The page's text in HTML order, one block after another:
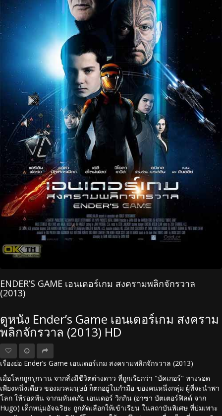
ENDER’S GAME เอนเดอร์เกม สงครามพลิกจักรวาล
(2013)
ดูหนัง Ender’s Game เอนเดอร์เกม สงคราม
พลิกจักรวาล (2013) HD
เรื่องย่อ Ender’s Game เอนเดอร์เกม สงครามพลิกจักรวาล (2013)
เมื่อโลกถูกรุกราน จากสิ่งมีชีวิตต่างดาว ที่ถูกเรียกว่า "บัคเกอร์" ทางรอด
เพียงหนึ่งเดียว ของมวลมนุษย์ ก็ตกอยู่ในกำมือ ของคนหนึ่งกลุ่ม ผู้ที่จะนำพา
โลก ให้รอดพ้น จากมหันตภัย เอนเดอร์ วิกกิน (อาซา บัตเตอร์ฟิลด์ จาก
Hugo) เด็กหนุ่มอัจฉริยะ ถูกคัดเลือกให้เข้าเรียน ในสถาบันพิเศษ ที่บ่มเพาะ